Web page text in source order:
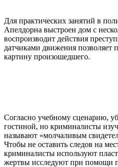
Для практических занятий в
Апелдорна выстроен дом с
воспроизводит действия
датчиками движения позволяет
картину произошедшего.
Согласно учебному сценарию,
гостиной, но криминалисты
называют «молчаливым
Чтобы не оставить следов на
криминалисты используют
жертвы исследуют при помощи